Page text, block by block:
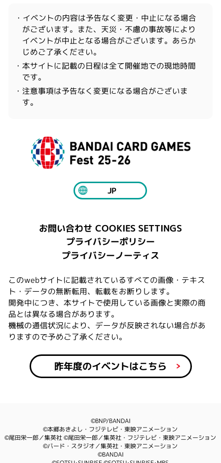
・イベントの内容は予告なく変更・中止になる場合
がございます。また、天災・不慮の事故等により
イベントが中止となる場合がございます。あらか
じめご了承ください。
・本サイトに記載の日程は全て開催地での現地時間
です。
・注意事項は予告なく変更になる場合がございま
す。
JP
お問い合わせ COOKIES SETTINGS
プライバシーポリシー
プライバシーノーティス
このwebサイトに記載されているすべての画像・テキス
ト・データの無断転用、転載をお断りします。
開発中につき、本サイトで使用している画像と実際の商
品とは異なる場合があります。
機械の通信状況により、データが反映されない場合があ
りますので予めご了承ください。
昨年度のイベントはこちら
©BNP/BANDAI
©本郷あきよし・フジテレビ・東映アニメーション
©尾田栄一郎／集英社 ©尾田栄一郎／集英社・フジテレビ・東映アニメーション
©バード・スタジオ／集英社・東映アニメーション
©BANDAI